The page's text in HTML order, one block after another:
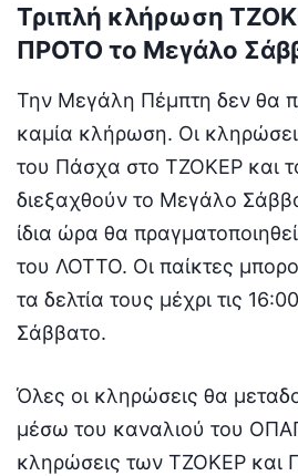
Τριπλή κλήρωση
ΠΡΟΤΟ το Μεγάλο
Την Μεγάλη Πέμπτη δεν θα
καμία κλήρωση. Οι
του Πάσχα στο ΤΖΟΚΕΡ και
διεξαχθούν το Μεγάλο
ίδια ώρα θα
του ΛΟΤΤΟ. Οι παίκτες
τα δελτία τους μέχρι τις
Σάββατο.
Όλες οι κληρώσεις θα
μέσω του καναλιού του
κληρώσεις των ΤΖΟΚΕΡ και